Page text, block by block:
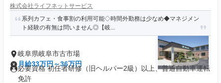
株式会社ライフネットサービス
系列カフェ・食事割の利用可能◇時間外勤務は少なめ◆マネジメン
ト経験の有無は問いません◎【岐...
岐阜県岐阜市古市場
月給33万円～36万円
必要資格 初任者研修（旧ヘルパー2級）以上、普通自動車運転
免許